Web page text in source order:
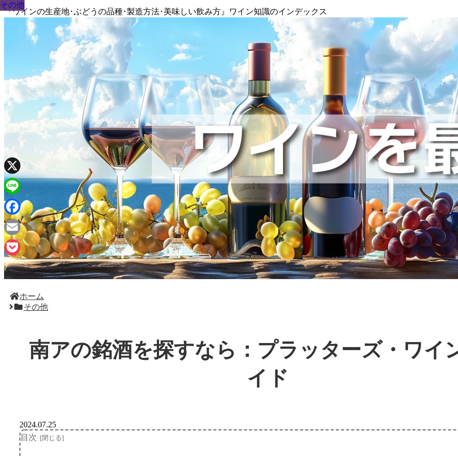
『ワインの生産地･ぶどうの品種･製造方法･美味しい飲み方』ワイン知識のインデックス
ホーム
その他
南アの銘酒を探すなら：プラッターズ・ワイ
イド
その他
2024.07.25
目次
その他
その他
その他
その他
その他
その他
その他
その他
X
Line
Facebook
Email
Pocket